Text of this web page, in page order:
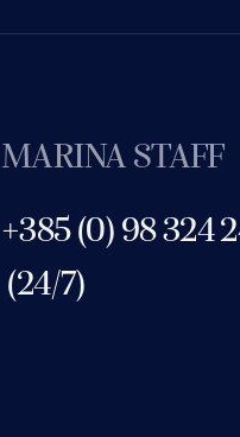
MARINA STAFF
+385 (0) 98 324
(24/7)